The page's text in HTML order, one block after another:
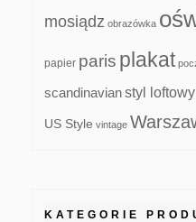
mosiądz obrazówka
papier paris plakat
scandinavianstyl loftowy
US Style vintage
KATEGORIE